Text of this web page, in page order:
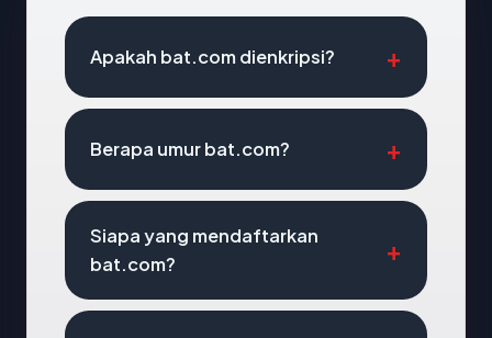
Apakah bat.com dienkripsi?
Berapa umur bat.com?
Siapa yang mendaftarkan
bat.com?